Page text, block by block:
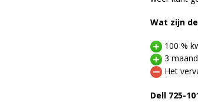
Wat zijn
100 %
3
Het
Dell 725-